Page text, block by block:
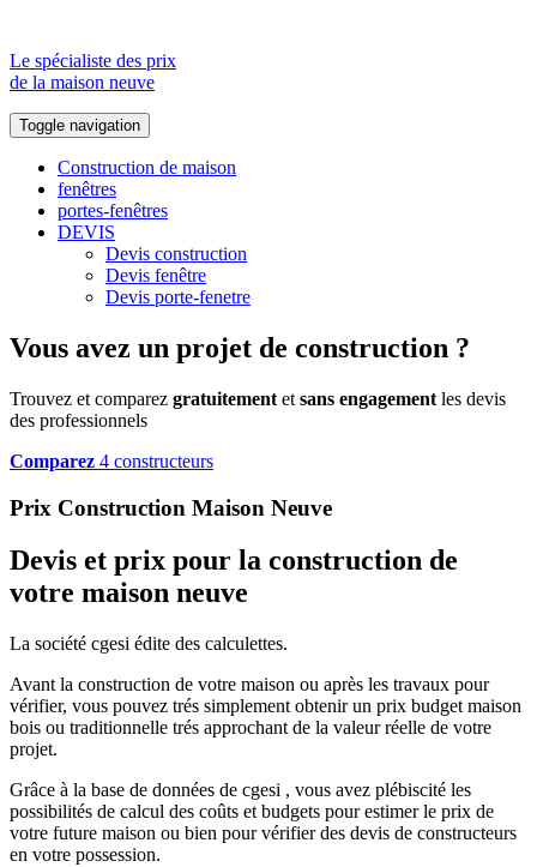
Le spécialiste des prix
de la maison neuve
Toggle navigation
Construction de maison
fenêtres
portes-fenêtres
DEVIS
Devis construction
Devis fenêtre
Devis porte-fenetre
Vous avez un projet de construction ?
Trouvez et comparez gratuitement et sans engagement les devis
des professionnels
Comparez 4 constructeurs
Prix Construction Maison Neuve
Devis et prix pour la construction de
votre maison neuve
La société cgesi édite des calculettes.
Avant la construction de votre maison ou après les travaux pour
vérifier, vous pouvez trés simplement obtenir un prix budget maison
bois ou traditionnelle trés approchant de la valeur réelle de votre
projet.
Grâce à la base de données de cgesi , vous avez plébiscité les
possibilités de calcul des coûts et budgets pour estimer le prix de
votre future maison ou bien pour vérifier des devis de constructeurs
en votre possession.